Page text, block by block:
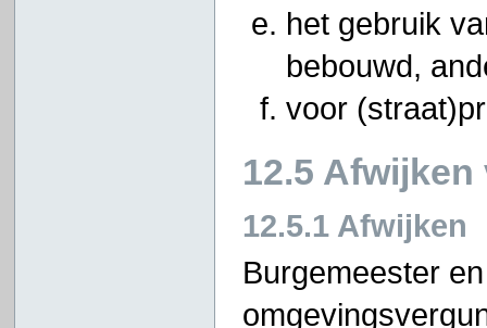
het gebruik
bebouwd,
voor
12.5
12.5.1 Afwijken
Burgemeester